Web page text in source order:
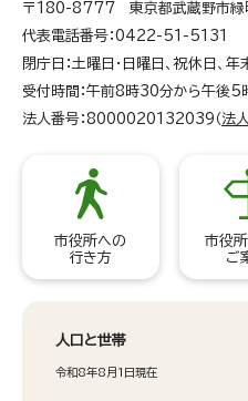
〒180-8777 東京都武蔵野市
代表電話番号：0422-51-5131
閉庁日：土曜日・日曜日、祝休日、
受付時間：午前8時30分から午後5
法人番号：8000020132039（ 法
市役所への
行き方
市役
ご
人口と世帯
令和8年8月1日現在